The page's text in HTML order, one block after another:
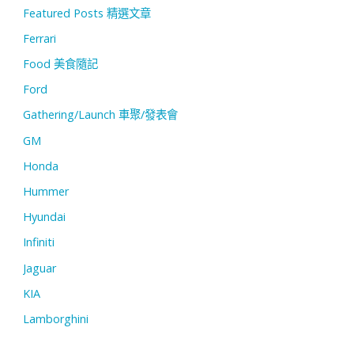
Featured Posts 精選文章
Ferrari
Food 美食隨記
Ford
Gathering/Launch 車聚/發表會
GM
Honda
Hummer
Hyundai
Infiniti
Jaguar
KIA
Lamborghini